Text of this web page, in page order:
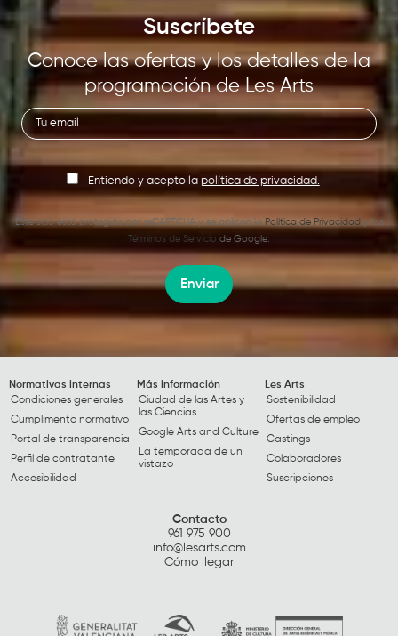
Suscríbete
Conoce las ofertas y los detalles de la
programación de Les Arts
Entiendo y acepto la política de privacidad.
Este sitio está protegido por reCAPTCHA y se aplican la Política de Privacidad y los
Términos de Servicio de Google.
Enviar
Normativas internas
Condiciones generales
Cumplimento normativo
Portal de transparencia
Perfil de contratante
Accesibilidad
Más información
Ciudad de las Artes y
las Ciencias
Google Arts and Culture
La temporada de un
vistazo
Les Arts
Sostenibilidad
Ofertas de empleo
Castings
Colaboradores
Suscripciones
Contacto
961 975 900
info@lesarts.com
Cómo llegar